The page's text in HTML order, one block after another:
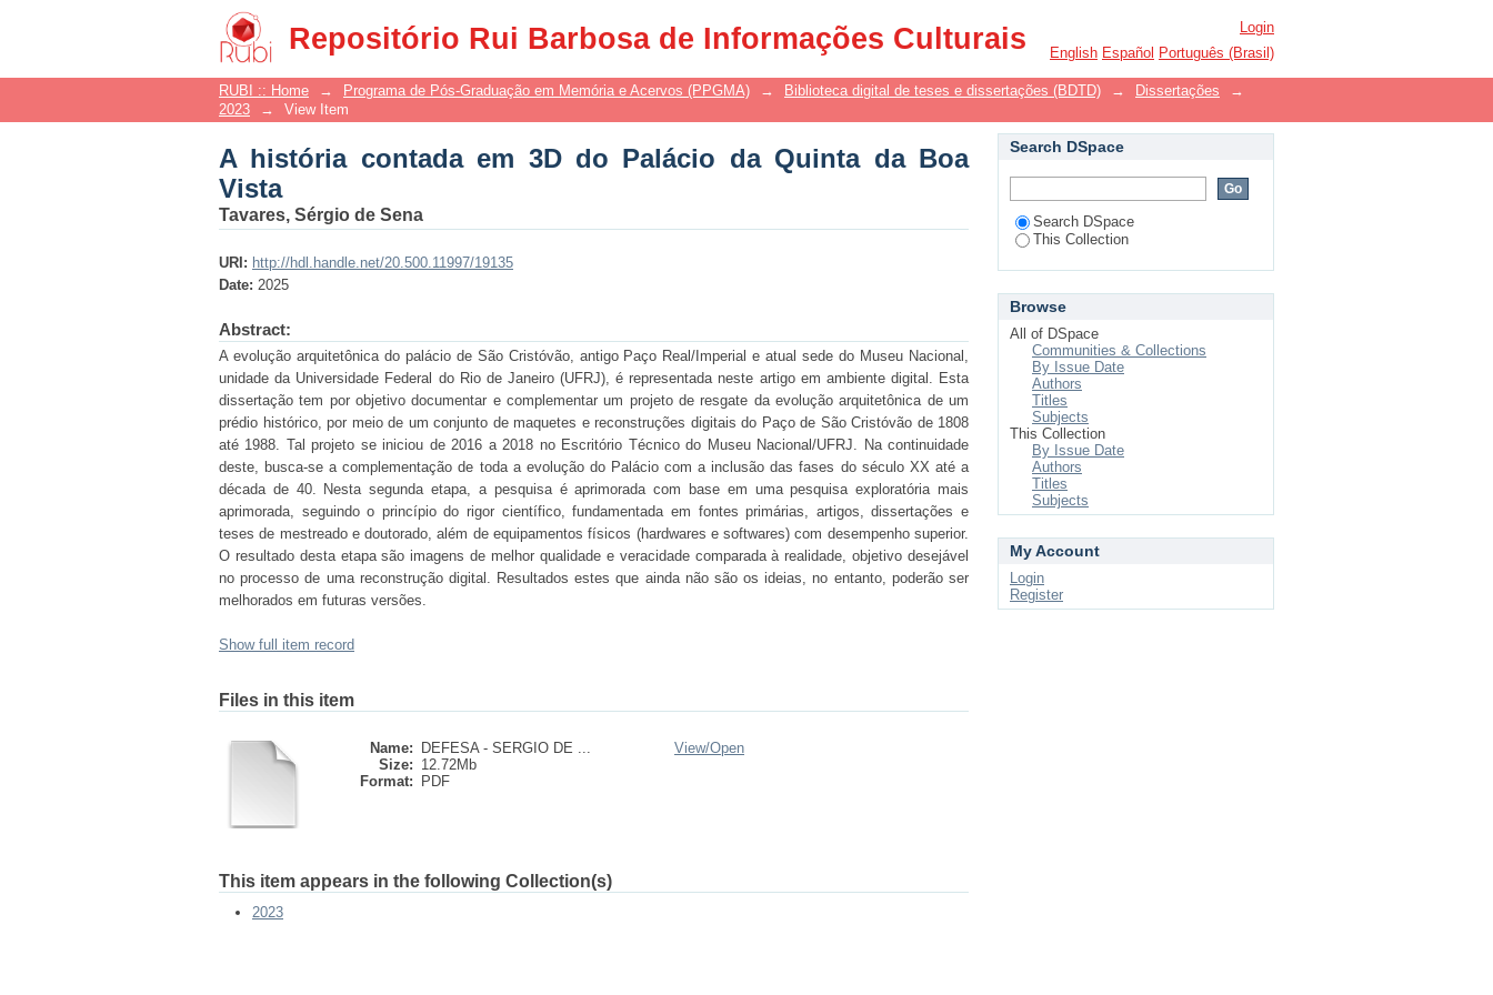
Repositório Rui Barbosa de Informações Culturais
A história contada em 3D do Palácio da Quinta da Boa Vista
Login
English Español Português (Brasil)
RUBI :: Home → Programa de Pós-Graduação em Memória e Acervos (PPGMA) → Biblioteca digital de teses e dissertações (BDTD) → Dissertações
→
2023
→ View Item
A história contada em 3D do Palácio da Quinta da Boa
Vista
Tavares, Sérgio de Sena
URI: http://hdl.handle.net/20.500.11997/19135
Date: 2025
Abstract:
A evolução arquitetônica do palácio de São Cristóvão, antigo Paço Real/Imperial e atual sede do Museu Nacional,
unidade da Universidade Federal do Rio de Janeiro (UFRJ), é representada neste artigo em ambiente digital. Esta
dissertação tem por objetivo documentar e complementar um projeto de resgate da evolução arquitetônica de um
prédio histórico, por meio de um conjunto de maquetes e reconstruções digitais do Paço de São Cristóvão de 1808
até 1988. Tal projeto se iniciou de 2016 a 2018 no Escritório Técnico do Museu Nacional/UFRJ. Na continuidade
deste, busca-se a complementação de toda a evolução do Palácio com a inclusão das fases do século XX até a
década de 40. Nesta segunda etapa, a pesquisa é aprimorada com base em uma pesquisa exploratória mais
aprimorada, seguindo o princípio do rigor científico, fundamentada em fontes primárias, artigos, dissertações e
teses de mestreado e doutorado, além de equipamentos físicos (hardwares e softwares) com desempenho superior.
O resultado desta etapa são imagens de melhor qualidade e veracidade comparada à realidade, objetivo desejável
no processo de uma reconstrução digital. Resultados estes que ainda não são os ideias, no entanto, poderão ser
melhorados em futuras versões.
Show full item record
Files in this item
Name:
DEFESA - SERGIO DE ...
Size: 12.72Mb
Format:
PDF
View/Open
This item appears in the following Collection(s)
2023
Search DSpace
Search DSpace
This Collection
Browse
All of DSpace
Communities & Collections
By Issue Date
Authors
Titles
Subjects
This Collection
By Issue Date
Authors
Titles
Subjects
My Account
Login
Register